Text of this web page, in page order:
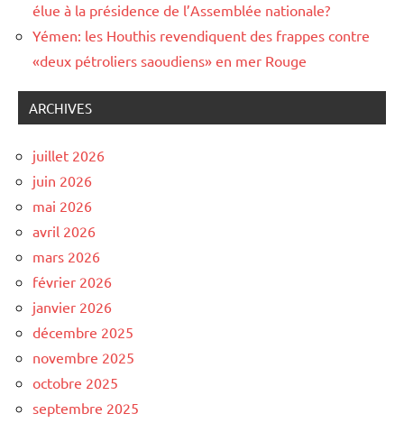
élue à la présidence de l’Assemblée nationale?
Yémen: les Houthis revendiquent des frappes contre
«deux pétroliers saoudiens» en mer Rouge
ARCHIVES
juillet 2026
juin 2026
mai 2026
avril 2026
mars 2026
février 2026
janvier 2026
décembre 2025
novembre 2025
octobre 2025
septembre 2025